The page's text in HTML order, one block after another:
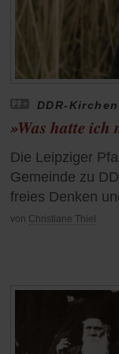
DDR-Kirchen
»Was hatte
Die Leipziger
Gemeinde zu
freies Denken
von Christiane Thiel